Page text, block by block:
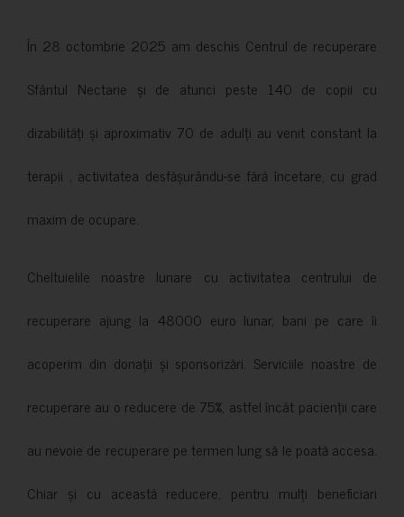
În 28 octombrie 2025 am deschis Centrul de recuperare
Sfântul Nectarie și de atunci peste 140 de copii cu
dizabilități și aproximativ 70 de adulți au venit constant la
terapii , activitatea desfășurându-se fără încetare, cu grad
maxim de ocupare.
Cheltuielile noastre lunare cu activitatea centrului de
recuperare ajung la 48000 euro lunar, bani pe care îi
acoperim din donații și sponsorizări. Serviciile noastre de
recuperare au o reducere de 75%, astfel încât pacienții care
au nevoie de recuperare pe termen lung să le poată accesa.
Chiar și cu această reducere, pentru mulți beneficiari